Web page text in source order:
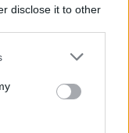
disclose it to other